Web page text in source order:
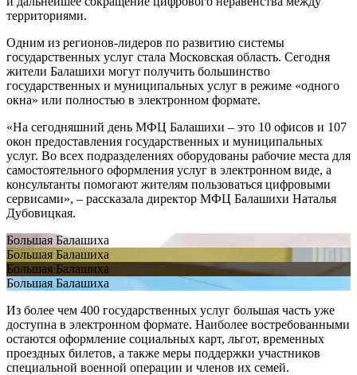
территориями.
Одним из регионов-лидеров по развитию системы
государственных услуг стала Московская область. Сегодня
жители Балашихи могут получить большинство
государственных и муниципальных услуг в режиме «одного
окна» или полностью в электронном формате.
«На сегодняшний день МФЦ Балашихи – это 10 офисов и 107
окон предоставления государственных и муниципальных
услуг. Во всех подразделениях оборудованы рабочие места для
самостоятельного оформления услуг в электронном виде, а
консультанты помогают жителям пользоваться цифровыми
сервисами», – рассказала директор МФЦ Балашихи Наталья
Дубовицкая.
Большая Балашиха
Большая Балашиха
Большая Балашиха
Большая Балашиха
Из более чем 400 государственных услуг большая часть уже
доступна в электронном формате. Наиболее востребованными
остаются оформление социальных карт, льгот, временных
проездных билетов, а также меры поддержки участников
специальной военной операции и членов их семей.